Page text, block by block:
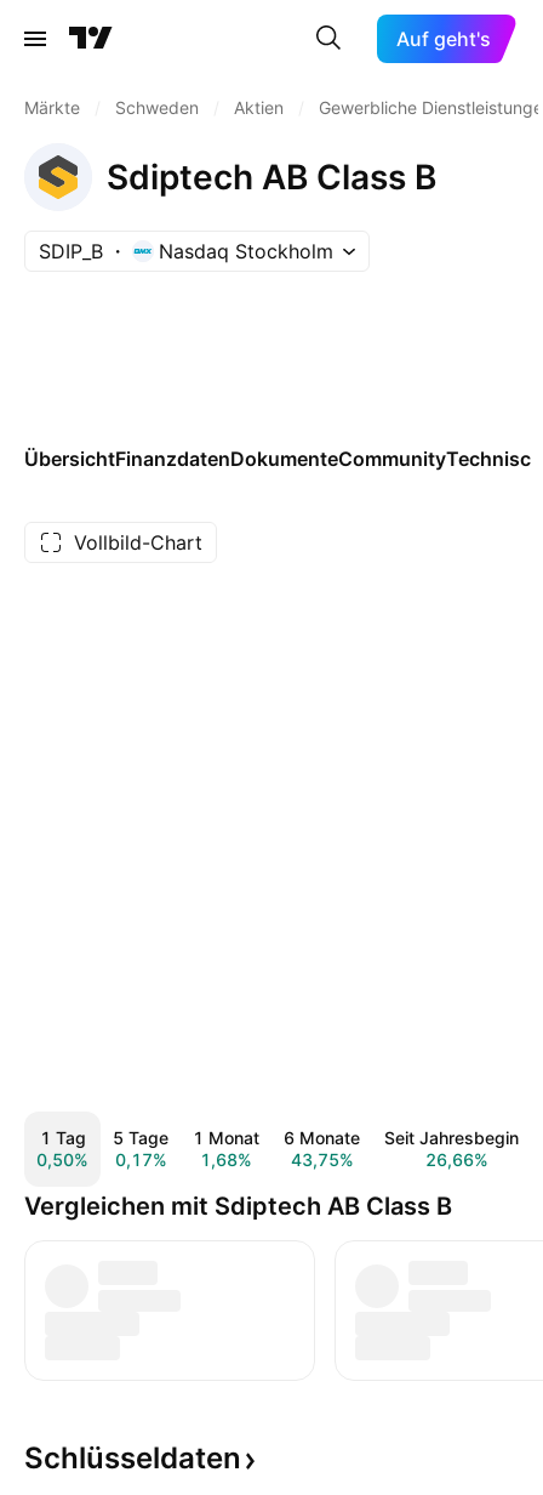
Auf geht's
Märkte Schweden Aktien Gewerbliche
Sdiptech AB Class B
SDIP_B Nasdaq Stockholm
ÜbersichtFinanzdatenDokumenteCommunity
Vollbild-Chart
1 Tag
0,50%
5 Tage
0,17%
1 Monat
1,68%
6 Monate
43,75%
Seit Jahresbeginn
26,66%
Vergleichen mit Sdiptech AB Class B
Schlüsseldaten